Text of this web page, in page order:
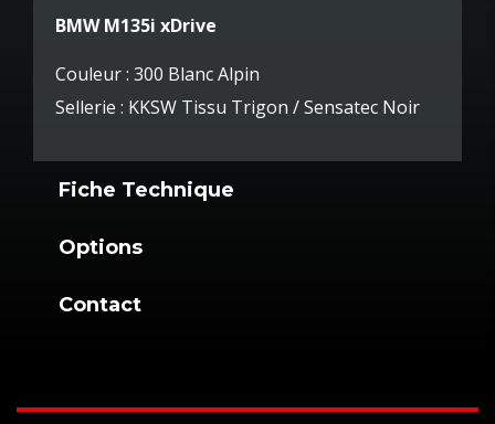
BMW M135i xDrive
Couleur : 300 Blanc Alpin
Sellerie : KKSW Tissu Trigon / Sensatec Noir
Fiche Technique
Options
Contact